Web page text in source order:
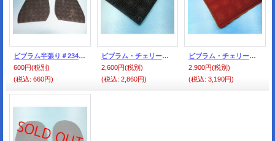
ビブラム半張り＃2340（メロン柄）黒 サイズ 010（小）
600円(税別)
(税込: 660円)
ビブラム・チェリーシート・黒
2,600円(税別)
(税込: 2,860円)
ビブラム・チェリーシート・レンガ色
2,900円(税別)
(税込: 3,190円)